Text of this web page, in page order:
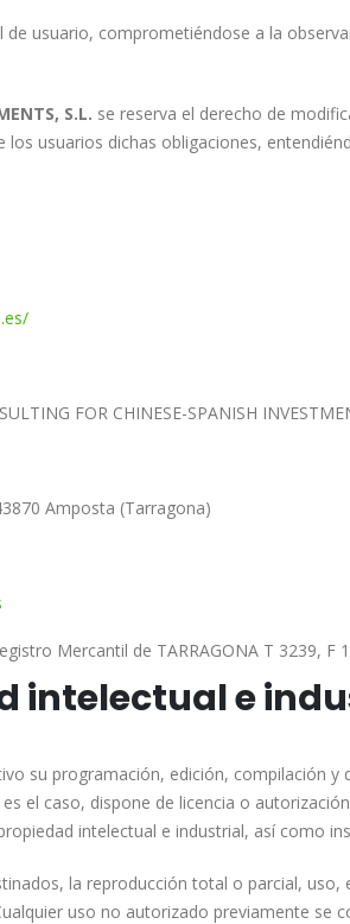
usuario, comprometiéndose a la
S.L. se reserva el derecho de
usuarios dichas obligaciones,
FOR CHINESE-SPANISH
Amposta (Tarragona)
Mercantil de TARRAGONA T 3239, F
intelectual e
su programación, edición, compilación
el caso, dispone de licencia o
intelectual e industrial, así como
la reproducción total o parcial,
uso no autorizado previamente